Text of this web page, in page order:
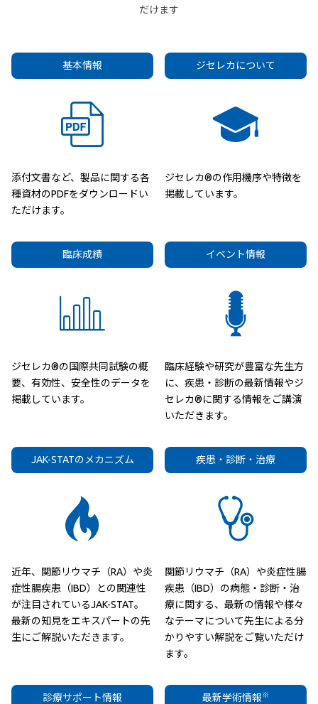
だけます
基本情報
添付文書など、製品に関する各
種資材のPDFをダウンロードい
ただけます。
ジセレカについて
ジセレカ®の作用機序や特徴を
掲載しています。
臨床成績
ジセレカ®の国際共同試験の概
要、有効性、安全性のデータを
掲載しています。
イベント情報
臨床経験や研究が豊富な先生方
に、疾患・診断の最新情報やジ
セレカ®に関する情報をご講演
いただきます。
JAK-STATのメカニズム
近年、関節リウマチ（RA）や炎
症性腸疾患（IBD）との関連性
が注目されているJAK-STAT。
最新の知見をエキスパートの先
生にご解説いただきます。
疾患・診断・治療
関節リウマチ（RA）や炎症性腸
疾患（IBD）の病態・診断・治
療に関する、最新の情報や様々
なテーマについて先生による分
かりやすい解説をご覧いただけ
ます。
診療サポート情報 最新学術情報※